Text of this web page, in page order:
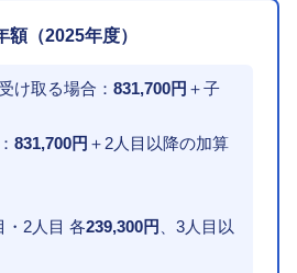
額（2025年度）
け取る場合： 831,700円 ＋子
831,700円 ＋2人目以降の加算
・2人目 各239,300円 、3人目以